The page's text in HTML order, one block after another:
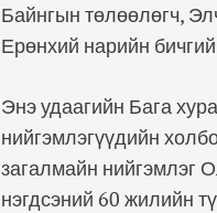
Байнгын төлөөлөгч,
Ерөнхий нарийн
Энэ удаагийн Бага
нийгэмлэгүүдийн
загалмайн нийгэмлэг
нэгдсэний 60 жилийн